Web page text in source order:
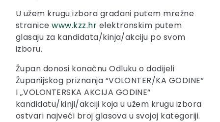
U užem krugu izbora građani putem mrežne
stranicewww.kzz.hr elektronskim putem
glasaju za kandidata/kinja/akciju po svom
izboru.
Župan donosi konačnu Odluku o dodijeli
Županijskog priznanja “VOLONTER/KA GODINE”
I „VOLONTERSKA AKCIJA GODINE“
kandidatu/kinji/akciji koja u užem krugu izbora
ostvari najveći broj glasova u svojoj kategoriji.